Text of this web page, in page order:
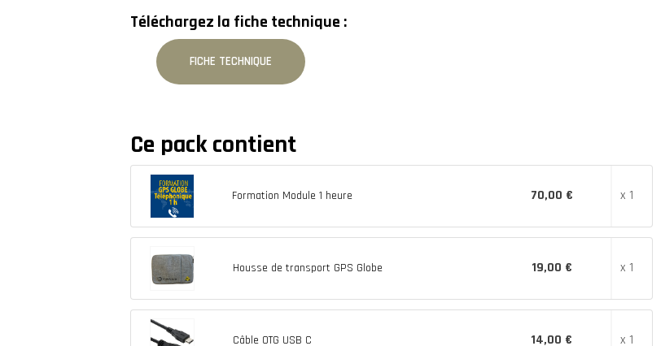
Téléchargez la fiche technique :
FICHE TECHNIQUE
Ce pack contient
Formation Module 1 heure 70,00 € x 1
Housse de transport GPS Globe 19,00 € x 1
Câble OTG USB C 14,00 € x 1